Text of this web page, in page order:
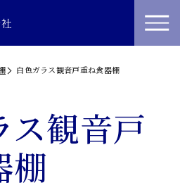
白色ガラス観音戸重ね食器棚
ス観音戸
棚